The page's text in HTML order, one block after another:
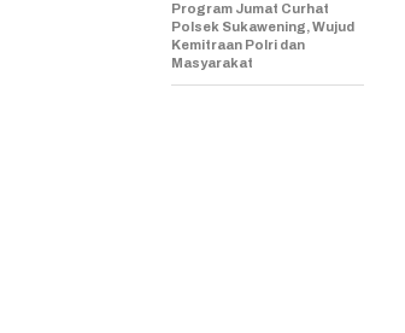
Program Jumat Curhat
Polsek Sukawening, Wujud
Kemitraan Polri dan
Masyarakat